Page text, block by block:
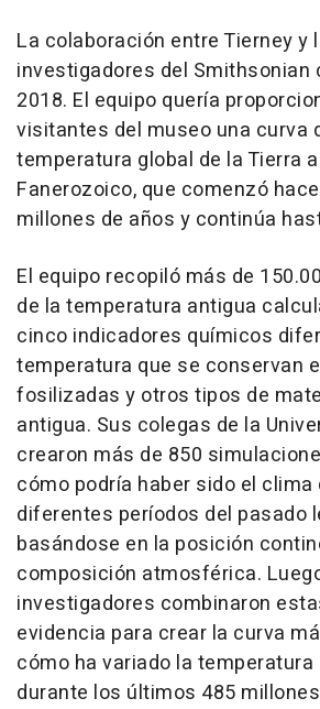
La colaboración entre Tierney y
investigadores del Smithsonian
2018. El equipo quería
visitantes del museo una curva
temperatura global de la Tierra
Fanerozoico, que comenzó
millones de años y continúa
El equipo recopiló más de
de la temperatura antigua
cinco indicadores químicos
temperatura que se conservan
fosilizadas y otros tipos de
antigua. Sus colegas de la
crearon más de 850
cómo podría haber sido el clima
diferentes períodos del pasado
basándose en la posición
composición atmosférica.
investigadores combinaron
evidencia para crear la curva
cómo ha variado la temperatura
durante los últimos 485